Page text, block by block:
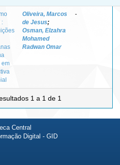
:
em
Oliveira, Marcos
de Jesus;
Osman, Elzahra
Mohamed
Radwan Omar
-
1 a 1 de 1
Central
Digital - GID